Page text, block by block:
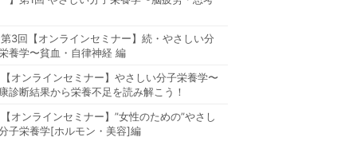
第3回【オンラインセミナー】続・やさしい分
養学〜貧血・自律神経 編
【オンラインセミナー】やさしい分子栄養学〜
診断結果から栄養不足を読み解こう！
【オンラインセミナー】”女性のための”やさし
子栄養学[ホルモン・美容]編